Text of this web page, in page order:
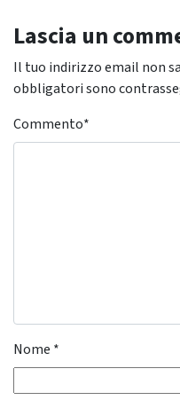
Lascia un
Il tuo indirizzo email non
obbligatori sono
Commento*
Nome *